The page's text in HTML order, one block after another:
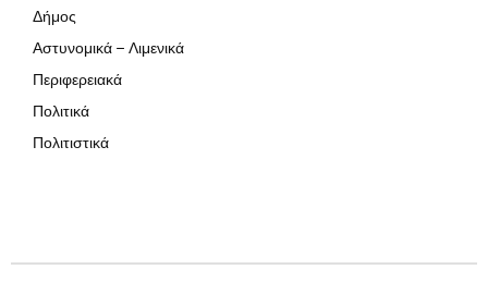
Δήμος
Αστυνομικά – Λιμενικά
Περιφερειακά
Πολιτικά
Πολιτιστικά